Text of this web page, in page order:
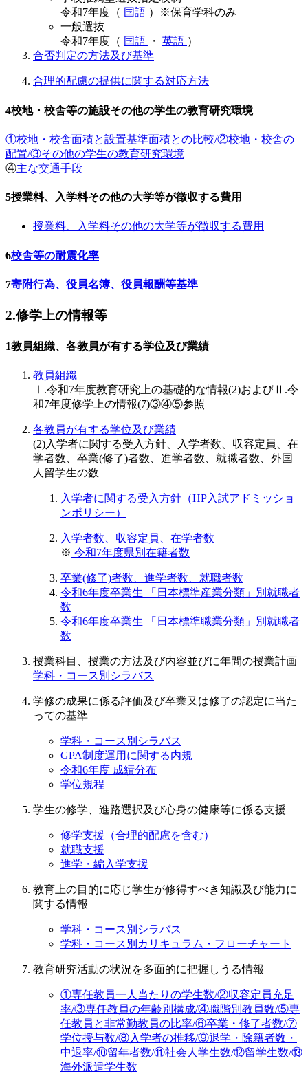
令和7年度（ 国語 ）※保育学科のみ
一般選抜
令和7年度（ 国語 ・ 英語 ）
合否判定の方法及び基準
合理的配慮の提供に関する対応方法
4校地・校舎等の施設その他の学生の教育研究環境
①校地・校舎面積と設置基準面積との比較/②校地・校舎の
配置/③その他の学生の教育研究環境
④主な交通手段
5授業料、入学料その他の大学等が徴収する費用
授業料、入学料その他の大学等が徴収する費用
6校舎等の耐震化率
7寄附行為、役員名簿、役員報酬等基準
2.修学上の情報等
1教員組織、各教員が有する学位及び業績
教員組織
Ⅰ.令和7年度教育研究上の基礎的な情報(2)およびⅡ.令
和7年度修学上の情報(7)③④⑤参照
各教員が有する学位及び業績
(2)入学者に関する受入方針、入学者数、収容定員、在
学者数、卒業(修了)者数、進学者数、就職者数、外国
人留学生の数
入学者に関する受入方針（HP入試アドミッショ
ンポリシー）
入学者数、収容定員、在学者数
※ 令和7年度県別在籍者数
卒業(修了)者数、進学者数、就職者数
令和6年度卒業生 「日本標準産業分類」別就職者
数
令和6年度卒業生 「日本標準職業分類」別就職者
数
授業科目、授業の方法及び内容並びに年間の授業計画
学科・コース別シラバス
学修の成果に係る評価及び卒業又は修了の認定に当た
っての基準
学科・コース別シラバス
GPA制度運用に関する内規
令和6年度 成績分布
学位規程
学生の修学、進路選択及び心身の健康等に係る支援
修学支援（合理的配慮を含む）
就職支援
進学・編入学支援
教育上の目的に応じ学生が修得すべき知識及び能力に
関する情報
学科・コース別シラバス
学科・コース別カリキュラム・フローチャート
教育研究活動の状況を多面的に把握しうる情報
①専任教員一人当たりの学生数/②収容定員充足
率/③専任教員の年齢別構成/④職階別教員数/⑤専
任教員と非常勤教員の比率/⑥卒業・修了者数/⑦
学位授与数/⑧入学者の推移/⑨退学・除籍者数・
中退率/⑩留年者数/⑪社会人学生数/⑫留学生数/⑬
海外派遣学生数